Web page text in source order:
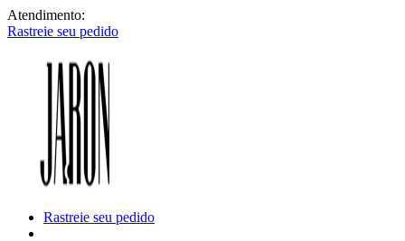
Atendimento:
Rastreie seu pedido
Rastreie seu pedido